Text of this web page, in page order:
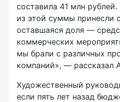
составила 41 млн
из этой суммы принесли
оставшаяся доля —
коммерческих
мы брали с различных
компаний», — рассказал
Художественный
если пять лет назад